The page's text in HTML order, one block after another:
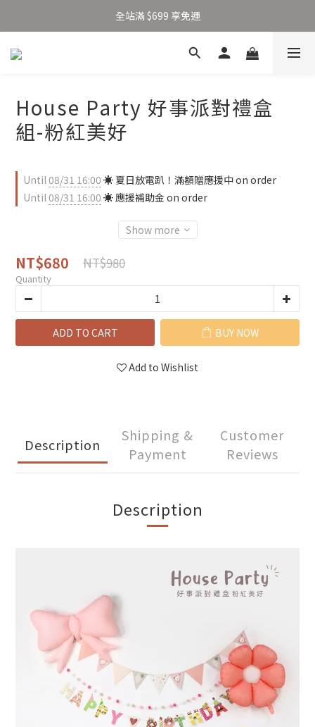
加入新會員得 $100 購物金 👉🏻
全站滿 $699 享免運
加入新會員得 $100 購物金 👉🏻
House Party 好事派對禮盒
組-粉紅美好
Until08/31 16:00 ☀️ 夏日放電趴！滿額贈應援中 on order
Until08/31 16:00 ☀️ 應援補助金 on order
Show more
NT$680 NT$980
Quantity
ADD TO CART BUY NOW
Add to Wishlist
Description
Shipping &
Payment
Customer
Reviews
Description